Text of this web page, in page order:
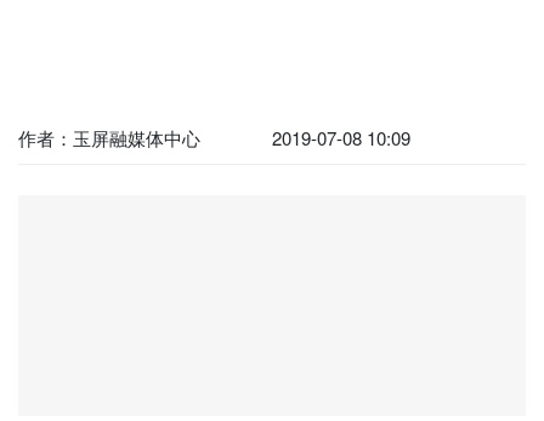
作者：玉屏融媒体中心 2019-07-08 10:09